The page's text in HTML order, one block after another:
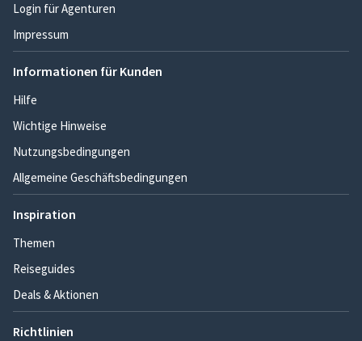
Login für Agenturen
Impressum
Informationen für Kunden
Hilfe
Wichtige Hinweise
Nutzungsbedingungen
Allgemeine Geschäftsbedingungen
Inspiration
Themen
Reiseguides
Deals & Aktionen
Richtlinien